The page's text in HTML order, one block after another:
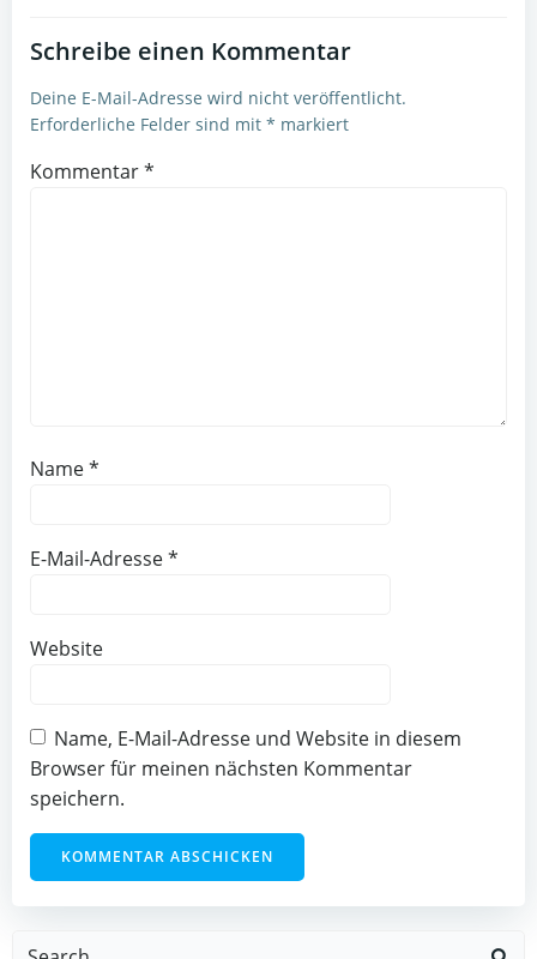
Schreibe einen Kommentar
Deine E-Mail-Adresse wird nicht veröffentlicht.
Erforderliche Felder sind mit * markiert
Kommentar*
Name*
E-Mail-Adresse*
Website
Name, E-Mail-Adresse und Website in diesem
Browser für meinen nächsten Kommentar
speichern.
Search